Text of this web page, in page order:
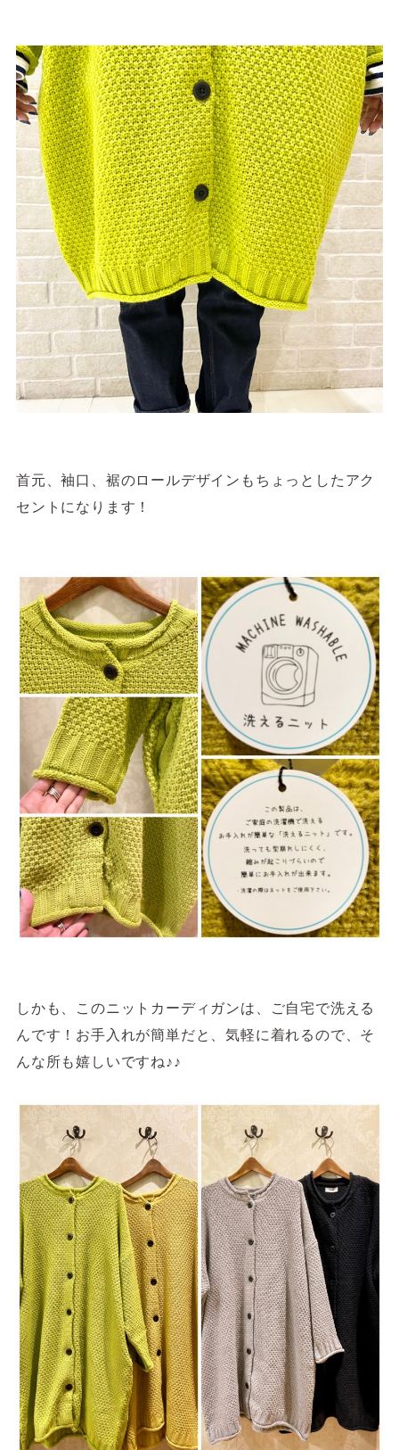
首元、袖口、裾のロールデザインもちょっとしたアク
セントになります！
しかも、このニットカーディガンは、ご自宅で洗える
んです！お手入れが簡単だと、気軽に着れるので、そ
んな所も嬉しいですね♪♪